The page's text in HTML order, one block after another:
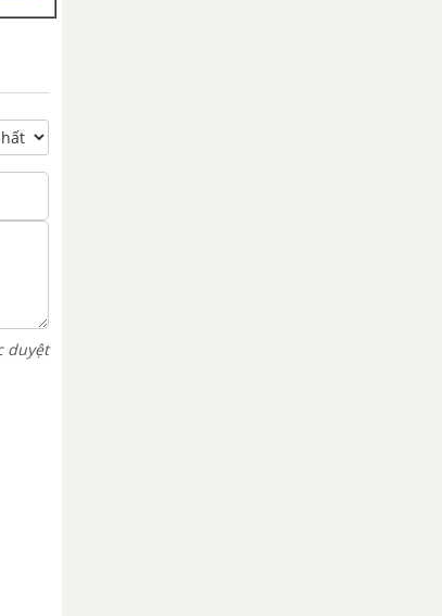
duyệt